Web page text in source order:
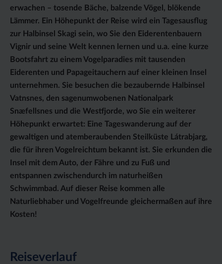
erwachen – tosende Bäche, balzende Vögel, blökende
Lämmer. Ein Höhepunkt der Reise wird ein Tagesausflug
zur Halbinsel Skagi sein, wo Sie den Eiderentenbauern
Vignir und seine Welt kennen lernen und u.a. eine kurze
Bootsfahrt zu einem Vogelparadies mit tausenden
Eiderenten und Papageitauchern auf einer kleinen Insel
unternehmen. Sie besuchen die bezaubernde Halbinsel
Vatnsnes, den sagenumwobenen Nationalpark
Snæfellsnes und die Westfjorde, wo Sie ein weiterer
Höhepunkt erwartet: Eine Tageswanderung auf der
gewaltigen und atemberaubenden Steilküste Látrabjarg,
die für ihren Vogelreichtum bekannt ist. Sie erkunden die
Insel mit dem Auto, der Fähre und zu Fuß und
entspannen zwischendurch im naturheißen
Schwimmbad. Auf dieser Reise kommen alle
Naturliebhaber und Vogelfreunde gleichermaßen auf ihre
Kosten!
Reiseverlauf